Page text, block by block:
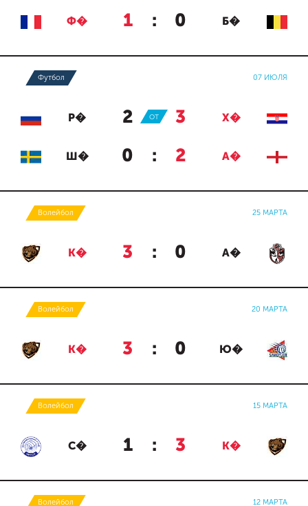
Ф� 1 : 0 Б�
Футбол 07 ИЮЛЯ
Р� 2 : 3 Х�
ОТ
Ш� 0 : 2 А�
Волейбол 25 МАРТА
К� 3 : 0 А�
Волейбол 20 МАРТА
К� 3 : 0 Ю�
Волейбол 15 МАРТА
С� 1 : 3 К�
Волейбол 12 МАРТА